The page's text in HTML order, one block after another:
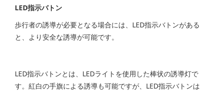
LED指示バトン
歩行者の誘導が必要となる場合には、LED指示バトンがある
と、より安全な誘導が可能です。
LED指示バトンとは、LEDライトを使用した棒状の誘導灯で
す。紅白の手旗による誘導も可能ですが、LED指示バトンは